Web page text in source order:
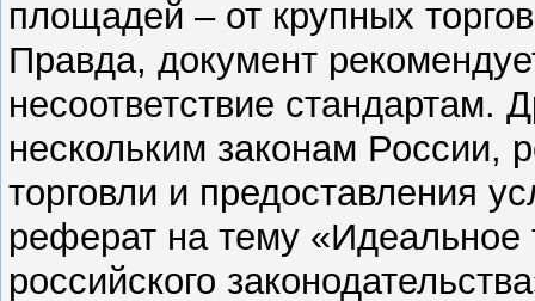
площадей – от крупных
Правда, документ
несоответствие стандартам.
нескольким законам России,
торговли и предоставления
реферат на тему «Идеальное
российского